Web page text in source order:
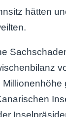
hätten